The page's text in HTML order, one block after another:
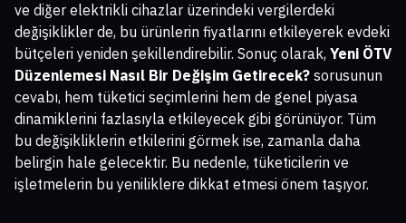
ve diğer elektrikli cihazlar üzerindeki vergilerdeki
değişiklikler de, bu ürünlerin fiyatlarını etkileyerek evdeki
bütçeleri yeniden şekillendirebilir. Sonuç olarak, Yeni ÖTV
Düzenlemesi Nasıl Bir Değişim Getirecek? sorusunun
cevabı, hem tüketici seçimlerini hem de genel piyasa
dinamiklerini fazlasıyla etkileyecek gibi görünüyor. Tüm
bu değişikliklerin etkilerini görmek ise, zamanla daha
belirgin hale gelecektir. Bu nedenle, tüketicilerin ve
işletmelerin bu yeniliklere dikkat etmesi önem taşıyor.